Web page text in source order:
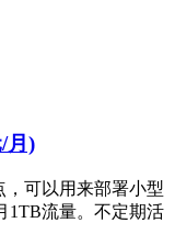
月)
，可以用来部署小型
1TB流量。不定期活